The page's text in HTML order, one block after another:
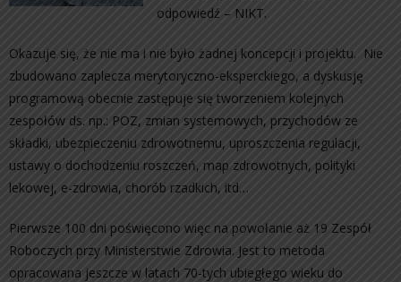
odpowiedź – NIKT.
Okazuje się, że nie ma i nie było żadnej koncepcji i projektu. Nie
zbudowano zaplecza merytoryczno-eksperckiego, a dyskusję
programową obecnie zastępuje się tworzeniem kolejnych
zespołów ds. np.: POZ, zmian systemowych, przychodów ze
składki, ubezpieczeniu zdrowotnemu, uproszczenia regulacji,
ustawy o dochodzeniu roszczeń, map zdrowotnych, polityki
lekowej, e-zdrowia, chorób rzadkich, itd…
Pierwsze 100 dni poświęcono więc na powołanie aż 19 Zespół
Roboczych przy Ministerstwie Zdrowia. Jest to metoda
opracowana jeszcze w latach 70-tych ubiegłego wieku do